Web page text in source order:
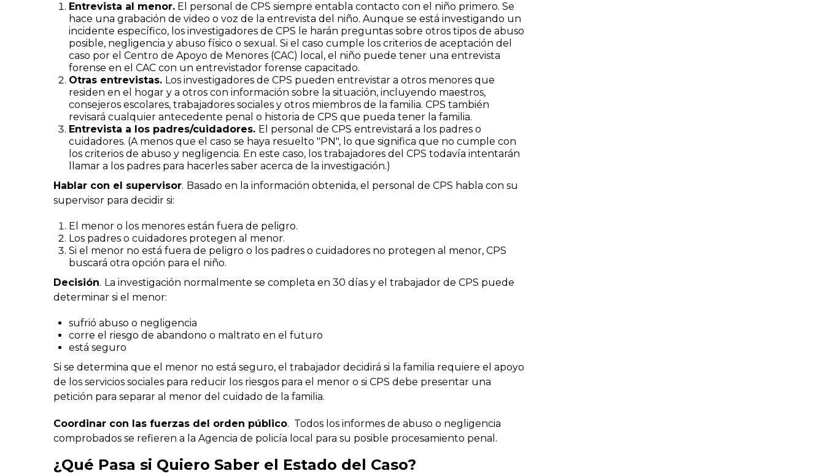
Entrevista al menor. El personal de CPS siempre entabla contacto con el niño primero. Se
hace una grabación de video o voz de la entrevista del niño. Aunque se está investigando un
incidente específico, los investigadores de CPS le harán preguntas sobre otros tipos de abuso
posible, negligencia y abuso físico o sexual. Si el caso cumple los criterios de aceptación del
caso por el Centro de Apoyo de Menores (CAC) local, el niño puede tener una entrevista
forense en el CAC con un entrevistador forense capacitado.
Otras entrevistas. Los investigadores de CPS pueden entrevistar a otros menores que
residen en el hogar y a otros con información sobre la situación, incluyendo maestros,
consejeros escolares, trabajadores sociales y otros miembros de la familia. CPS también
revisará cualquier antecedente penal o historia de CPS que pueda tener la familia.
Entrevista a los padres/cuidadores. El personal de CPS entrevistará a los padres o
cuidadores. (A menos que el caso se haya resuelto "PN", lo que significa que no cumple con
los criterios de abuso y negligencia. En este caso, los trabajadores del CPS todavía intentarán
llamar a los padres para hacerles saber acerca de la investigación.)
Hablar con el supervisor. Basado en la información obtenida, el personal de CPS habla con su
supervisor para decidir si:
El menor o los menores están fuera de peligro.
Los padres o cuidadores protegen al menor.
Si el menor no está fuera de peligro o los padres o cuidadores no protegen al menor, CPS
buscará otra opción para el niño.
Decisión. La investigación normalmente se completa en 30 días y el trabajador de CPS puede
determinar si el menor:
sufrió abuso o negligencia
corre el riesgo de abandono o maltrato en el futuro
está seguro
Si se determina que el menor no está seguro, el trabajador decidirá si la familia requiere el apoyo
de los servicios sociales para reducir los riesgos para el menor o si CPS debe presentar una
petición para separar al menor del cuidado de la familia.
Coordinar con las fuerzas del orden público. Todos los informes de abuso o negligencia
comprobados se refieren a la Agencia de policía local para su posible procesamiento penal.
¿Qué Pasa si Quiero Saber el Estado del Caso?